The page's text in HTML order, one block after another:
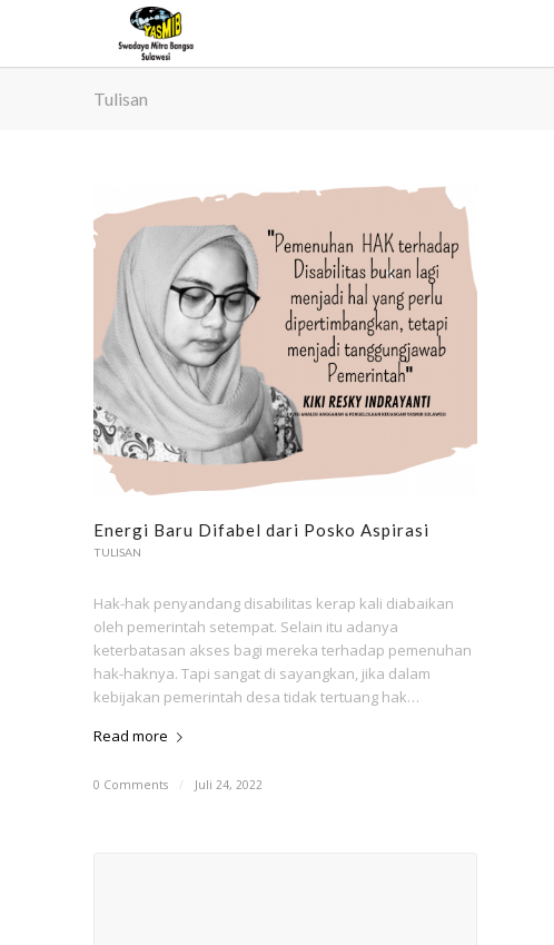
Tulisan
Energi Baru Difabel dari Posko Aspirasi
TULISAN
Hak-hak penyandang disabilitas kerap kali diabaikan
oleh pemerintah setempat. Selain itu adanya
keterbatasan akses bagi mereka terhadap pemenuhan
hak-haknya. Tapi sangat di sayangkan, jika dalam
kebijakan pemerintah desa tidak tertuang hak…
Read more
0 Comments / Juli 24, 2022